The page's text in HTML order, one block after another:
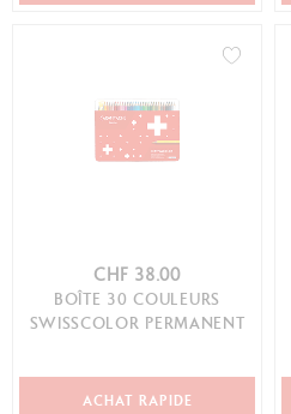
CHF 38.00
BOÎTE 30 COULEURS
SWISSCOLOR PERMANENT
ACHAT RAPIDE